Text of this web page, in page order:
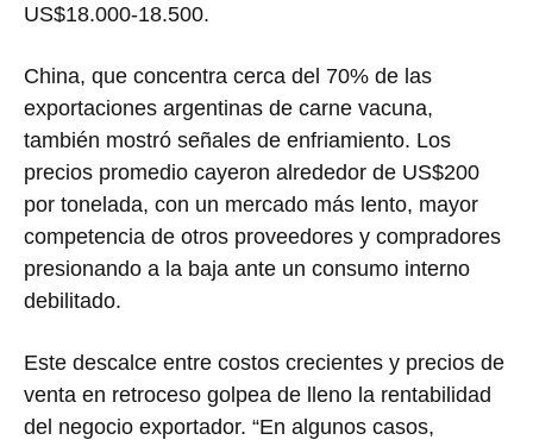
US$18.000-18.500.
China, que concentra cerca del 70% de las
exportaciones argentinas de carne vacuna,
también mostró señales de enfriamiento. Los
precios promedio cayeron alrededor de US$200
por tonelada, con un mercado más lento, mayor
competencia de otros proveedores y compradores
presionando a la baja ante un consumo interno
debilitado.
Este descalce entre costos crecientes y precios de
venta en retroceso golpea de lleno la rentabilidad
del negocio exportador. “En algunos casos,